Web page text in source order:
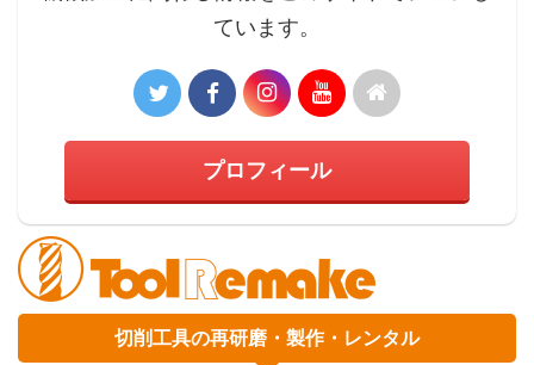
ています。
プロフィール
切削工具の再研磨・製作・レンタル